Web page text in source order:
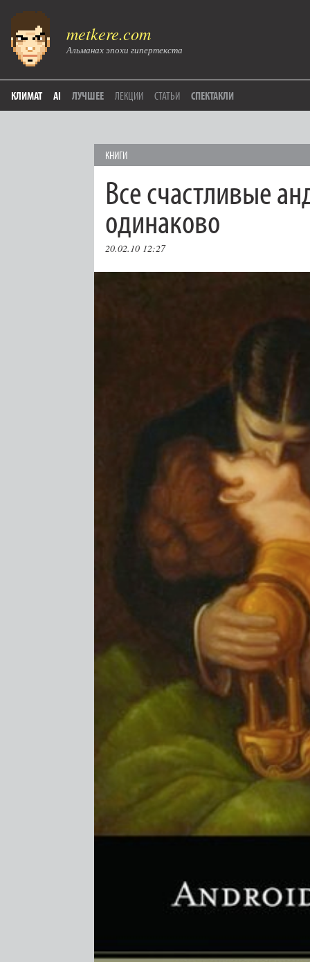
metkere.com
Альманах эпохи гипертекста
КЛИМАТ AI ЛУЧШЕЕ ЛЕКЦИИ СТАТЬИ СПЕКТАКЛИ
КНИГИ
Все счастливые
одинаково
20.02.10 12:27